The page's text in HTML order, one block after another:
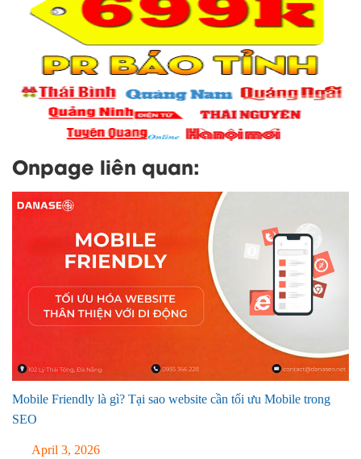
Onpage liên quan:
Mobile Friendly là gì? Tại sao website cần tối ưu Mobile trong
SEO
April 3, 2026